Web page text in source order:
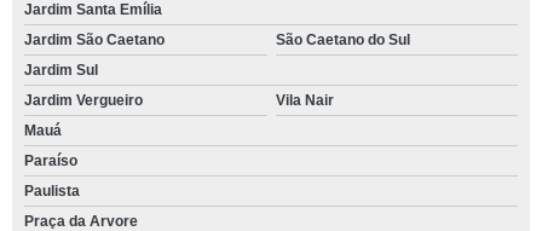
Jardim Santa Emília
Jardim São Caetano
São Caetano do Sul
Jardim Sul
Jardim Vergueiro
Vila Nair
Mauá
Paraíso
Paulista
Praça da Arvore